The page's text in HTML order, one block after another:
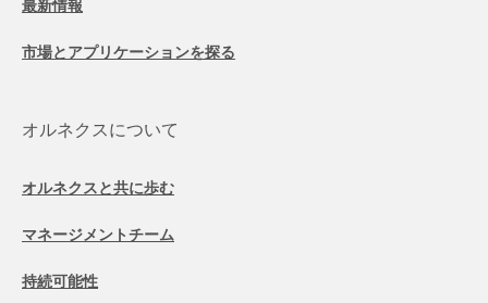
最新情報
市場とアプリケーションを探る
オルネクスについて
オルネクスと共に歩む
マネージメントチーム
持続可能性